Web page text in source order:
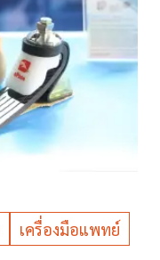
เครื่องมือแพทย์